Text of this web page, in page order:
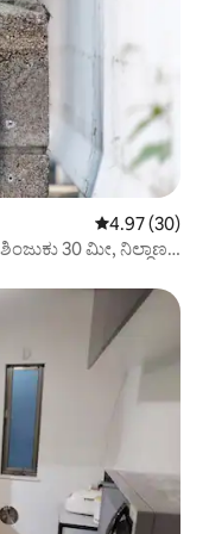
5 ರಲ್ಲಿ 4.97
4.97 (30)
30 ಮೀ, ನಿಲ್ದಾಣ 7